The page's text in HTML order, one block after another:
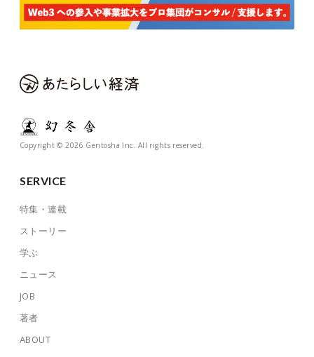
Copyright © 2026 Gentosha Inc. All rights reserved.
SERVICE
特集・連載
ストーリー
学ぶ
ニュース
JOB
著者
ABOUT